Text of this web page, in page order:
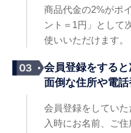
商品代金の2%がポ
ント＝1円」として
使いいただけます。
会員登録をする
面倒な住所や電
会員登録をしてい
入時にお名前、ご